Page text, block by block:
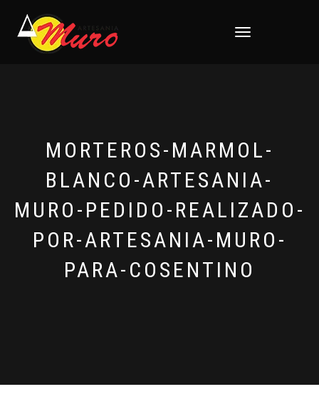
CAMBIAR
MORTEROS-MARMOL-
BLANCO-ARTESANIA-
MURO-PEDIDO-REALIZADO-
POR-ARTESANIA-MURO-
PARA-COSENTINO